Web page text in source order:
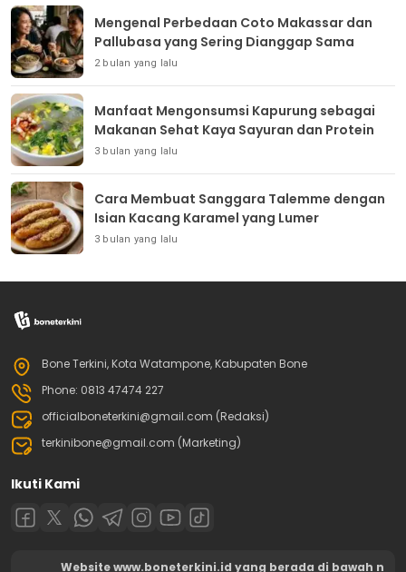
Mengenal Perbedaan Coto Makassar dan
Pallubasa yang Sering Dianggap Sama
2 bulan yang lalu
Manfaat Mengonsumsi Kapurung sebagai
Makanan Sehat Kaya Sayuran dan Protein
3 bulan yang lalu
Cara Membuat Sanggara Talemme dengan
Isian Kacang Karamel yang Lumer
3 bulan yang lalu
Bone Terkini, Kota Watampone, Kabupaten Bone
Phone: 0813 47474 227
officialboneterkini@gmail.com (Redaksi)
terkinibone@gmail.com (Marketing)
Ikuti Kami
Website www.boneterkini.id yang berada di bawah n